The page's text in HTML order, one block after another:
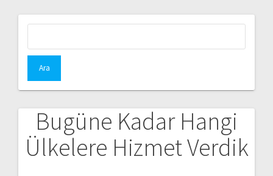
Bugüne Kadar Hangi
Ülkelere Hizmet Verdik